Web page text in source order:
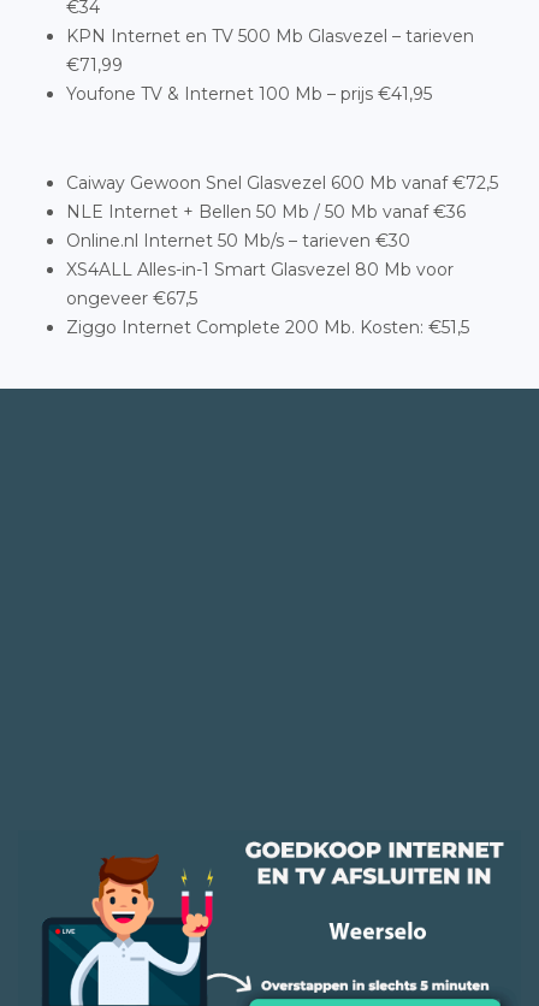
€34
KPN Internet en TV 500 Mb Glasvezel – tarieven
€71,99
Youfone TV & Internet 100 Mb – prijs €41,95
Caiway Gewoon Snel Glasvezel 600 Mb vanaf €72,5
NLE Internet + Bellen 50 Mb / 50 Mb vanaf €36
Online.nl Internet 50 Mb/s – tarieven €30
XS4ALL Alles-in-1 Smart Glasvezel 80 Mb voor
ongeveer €67,5
Ziggo Internet Complete 200 Mb. Kosten: €51,5